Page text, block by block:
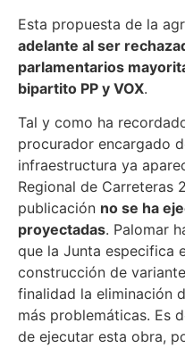
Esta propuesta de la
adelante al ser
parlamentarios
bipartito PP y VOX.
Tal y como ha
procurador encargado
infraestructura ya
Regional de Carreteras
publicación no se ha
proyectadas. Palomar
que la Junta especifica
construcción de
finalidad la eliminación
más problemáticas. Es
de ejecutar esta obra,